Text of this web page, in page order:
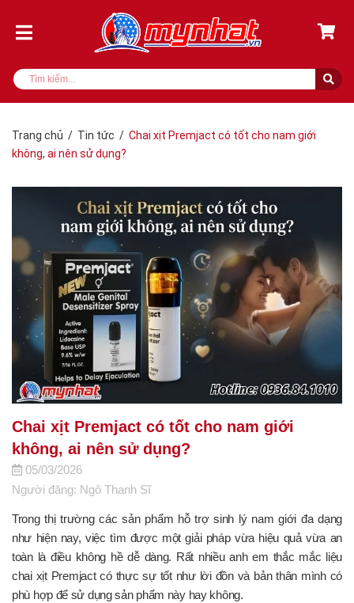
Trang chủ / Tin tức / Chai xịt Premjact có tốt cho nam giới
không, ai nên sử dụng?
Chai xịt Premjact có tốt cho nam giới
không, ai nên sử dụng?
05/03/2026
Người đăng: Ngô Thanh Sĩ
Trong thị trường các sản phẩm hỗ trợ sinh lý nam giới đa dạng
như hiện nay, việc tìm được một giải pháp vừa hiệu quả vừa an
toàn là điều không hề dễ dàng. Rất nhiều anh em thắc mắc liệu
chai xịt Premjact có thực sự tốt như lời đồn và bản thân mình có
phù hợp để sử dụng sản phẩm này hay không.